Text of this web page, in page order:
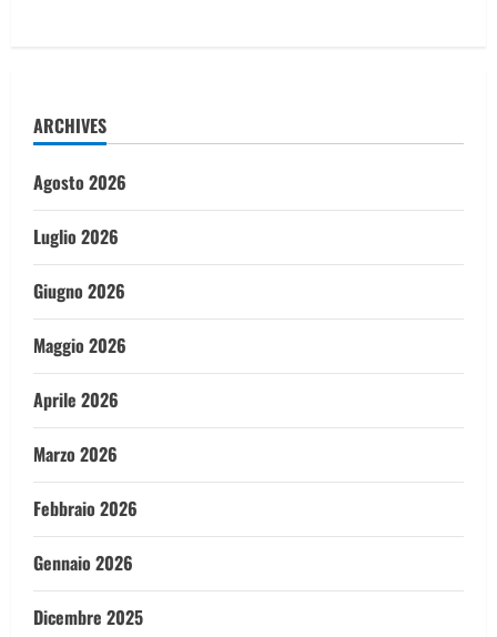
ARCHIVES
Agosto 2026
Luglio 2026
Giugno 2026
Maggio 2026
Aprile 2026
Marzo 2026
Febbraio 2026
Gennaio 2026
Dicembre 2025